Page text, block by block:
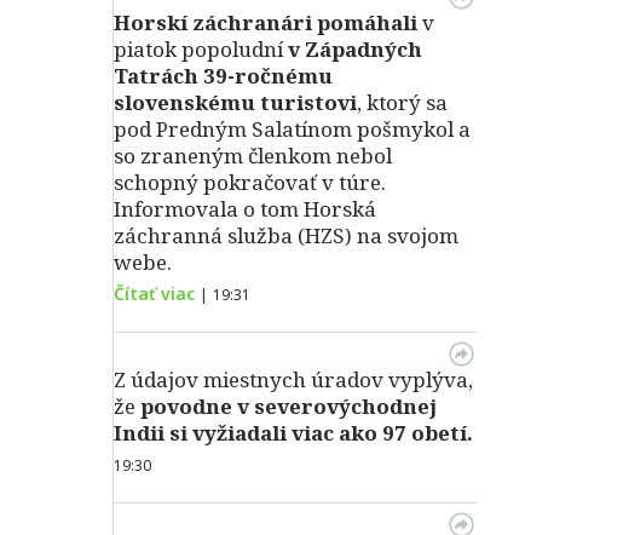
Horskí záchranári pomáhaliv
piatok popoludnív Západných
Tatrách 39-ročnému
slovenskému turistovi, ktorý sa
pod Predným Salatínom pošmykol a
so zraneným členkom nebol
schopný pokračovať v túre.
Informovala o tom Horská
záchranná služba (HZS) na svojom
webe.
Čítať viac | 19:31
Z údajov miestnych úradov vyplýva,
že povodne v severovýchodnej
Indii si vyžiadali viac ako 97 obetí.
19:30